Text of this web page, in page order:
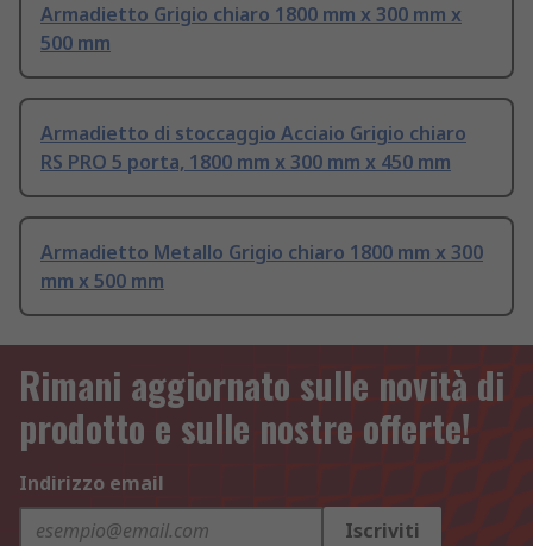
Armadietto Grigio chiaro 1800 mm x 300 mm x
500 mm
Armadietto di stoccaggio Acciaio Grigio chiaro
RS PRO 5 porta, 1800 mm x 300 mm x 450 mm
Armadietto Metallo Grigio chiaro 1800 mm x 300
mm x 500 mm
Rimani aggiornato sulle novità di
prodotto e sulle nostre offerte!
Indirizzo email
Iscriviti